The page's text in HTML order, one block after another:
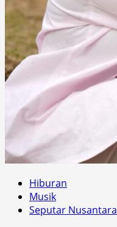
Hiburan
Musik
Seputar Nusantara